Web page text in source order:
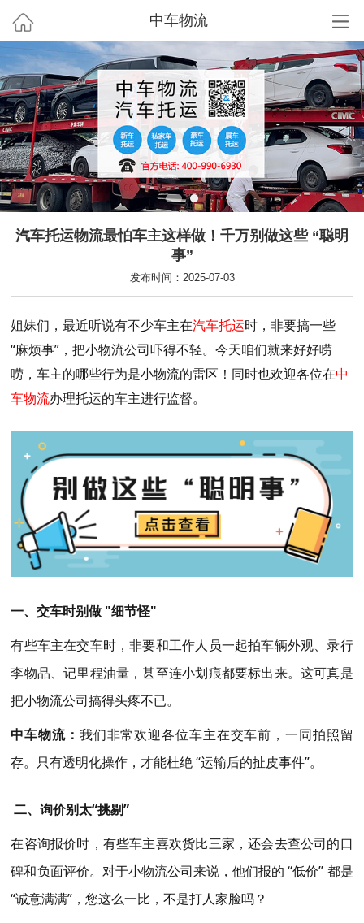
中车物流
汽车托运物流最怕车主这样做！千万别做这些 “聪明
事”
发布时间：2025-07-03
姐妹们，最近听说有不少车主在汽车托运时，非要搞一些
“麻烦事”，把小物流公司吓得不轻。今天咱们就来好好唠
唠，车主的哪些行为是小物流的雷区！同时也欢迎各位在中
车物流办理托运的车主进行监督。
一、交车时别做 "细节怪"
有些车主在交车时，非要和工作人员一起拍车辆外观、录行
李物品、记里程油量，甚至连小划痕都要标出来。这可真是
把小物流公司搞得头疼不已。
中车物流： 我们非常欢迎各位车主在交车前，一同拍照留
存。只有透明化操作，才能杜绝 “运输后的扯皮事件”。
二、询价别太“挑剔”
在咨询报价时，有些车主喜欢货比三家，还会去查公司的口
碑和负面评价。对于小物流公司来说，他们报的 “低价” 都是
“诚意满满”，您这么一比，不是打人家脸吗？